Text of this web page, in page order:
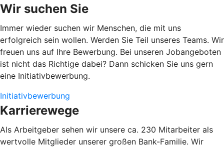
Wir suchen Sie
Immer wieder suchen wir Menschen, die mit uns
erfolgreich sein wollen. Werden Sie Teil unseres Teams. Wir
freuen uns auf Ihre Bewerbung. Bei unseren Jobangeboten
ist nicht das Richtige dabei? Dann schicken Sie uns gern
eine Initiativbewerbung.
Initiativbewerbung
Karrierewege
Als Arbeitgeber sehen wir unsere ca. 230 Mitarbeiter als
wertvolle Mitglieder unserer großen Bank-Familie. Wir